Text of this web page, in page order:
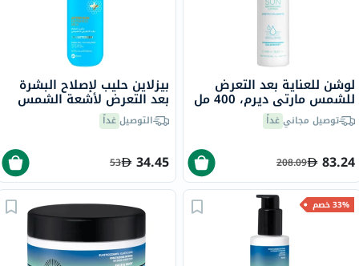
لوشن للعناية بعد التعرض
للشمس مارتي ديرم، 400 مل
توصيل مجانيغداً
83.24
208.09
بيزلاين حليب لإصلاح البشرة
بعد التعرض لأشعة الشمس
200 ملالتوصيلغداً
34.45
53
33% خصم